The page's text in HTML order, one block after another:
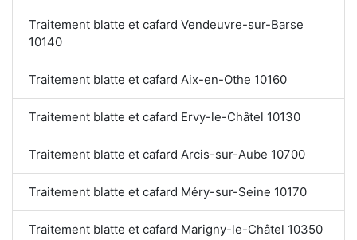
Traitement blatte et cafard Vendeuvre-sur-Barse
10140
Traitement blatte et cafard Aix-en-Othe 10160
Traitement blatte et cafard Ervy-le-Châtel 10130
Traitement blatte et cafard Arcis-sur-Aube 10700
Traitement blatte et cafard Méry-sur-Seine 10170
Traitement blatte et cafard Marigny-le-Châtel 10350